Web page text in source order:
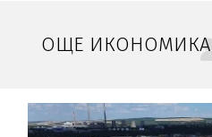
ОЩЕ ИКОНОМИКА